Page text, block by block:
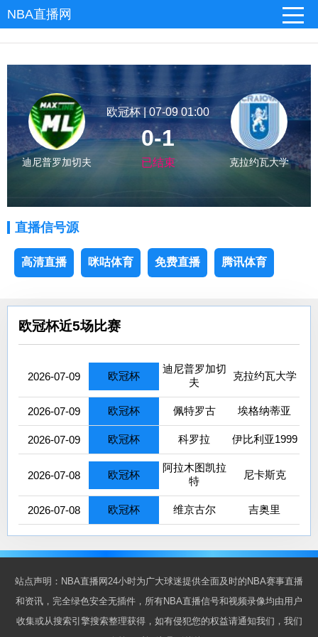
NBA直播网
迪尼普罗加切夫
欧冠杯 | 07-09 01:00
0-1
已结束 克拉约瓦大学
直播信号源
高清直播 咪咕体育 免费直播 腾讯体育
欧冠杯近5场比赛
2026-07-09 欧冠杯
迪尼普罗加切
夫
克拉约瓦大学
2026-07-09 欧冠杯 佩特罗古 埃格纳蒂亚
2026-07-09 欧冠杯 科罗拉 伊比利亚1999
2026-07-08 欧冠杯
阿拉木图凯拉
特
尼卡斯克
2026-07-08 欧冠杯 维京古尔 吉奥里
站点声明：NBA直播网24小时为广大球迷提供全面及时的NBA赛事直播
和资讯，完全绿色安全无插件，所有NBA直播信号和视频录像均由用户
收集或从搜索引擎搜索整理获得，如有侵犯您的权益请通知我们，我们